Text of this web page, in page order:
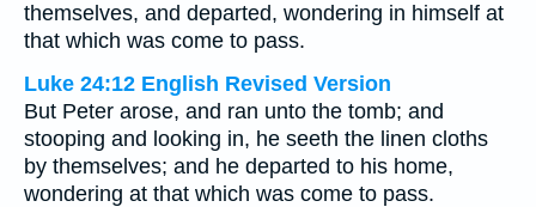
themselves, and departed, wondering in himself at
that which was come to pass.
Luke 24:12 English Revised Version
But Peter arose, and ran unto the tomb; and
stooping and looking in, he seeth the linen cloths
by themselves; and he departed to his home,
wondering at that which was come to pass.